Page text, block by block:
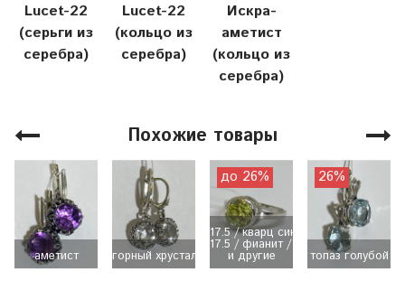
Lucet-22
(серьги из
серебра)
Lucet-22
(кольцо из
серебра)
Искра-
аметист
(кольцо из
серебра)
Похожие товары
аметист горный хрусталь
17.5 / кварц синт / цитрин ...
17.5 / фианит / хризолит / ...
и другие
до 26%
топаз голубой
26%